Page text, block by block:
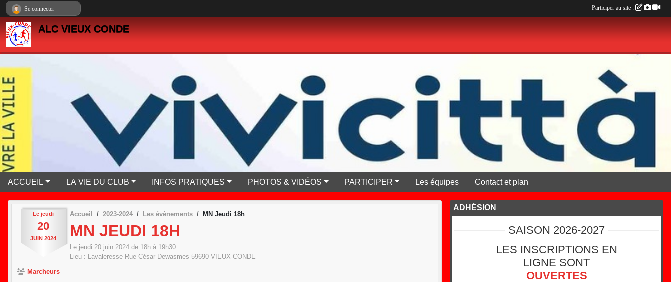
ALC VIEUX CONDE
ACCUEIL LA VIE DU CLUB INFOS PRATIQUES PHOTOS & VIDÉOS PARTICIPER Les équipes Contact et plan
Le jeudi
20
JUIN 2024
Accueil 2023-2024 Les évènements MN Jeudi 18h
MN JEUDI 18H
Le jeudi 20 juin 2024 de 18h à 19h30
Lieu : Lavaleresse Rue César Dewasmes 59690 VIEUX-CONDE
Marcheurs
ADHÉSION
SAISON 2026-2027
LES INSCRIPTIONS EN
LIGNE SONT
OUVERTES
Se connecter Participer au site :
Panneau de gestion des cookies